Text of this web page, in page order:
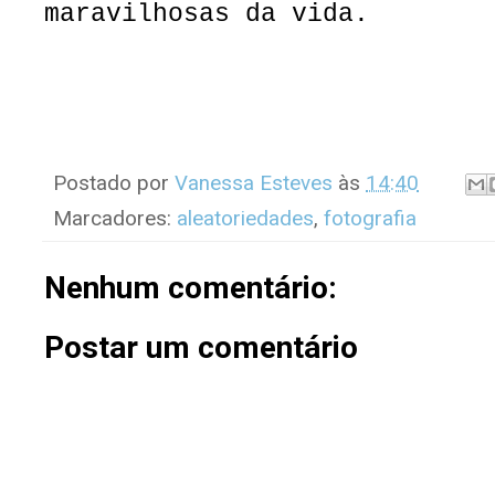
maravilhosas da vida.
Postado por Vanessa Esteves às 14:40
Marcadores: aleatoriedades, fotografia
Nenhum comentário:
Postar um comentário